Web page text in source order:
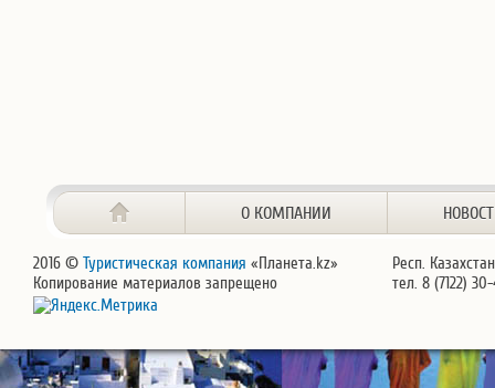
О КОМПАНИИ
2016 © Туристическая компания «Планета.kz»
Копирование материалов запрещено
Респ.
тел. 8 (7122)